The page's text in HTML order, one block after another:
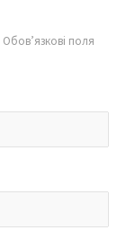
Обов’язкові поля